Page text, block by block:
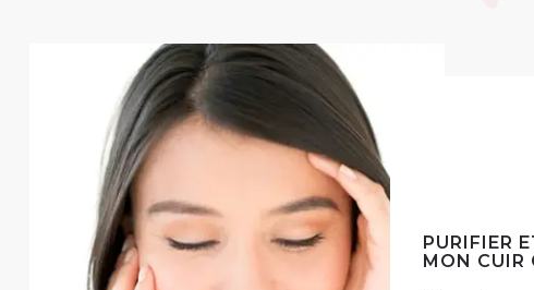
PURIFIER
MON CUIR